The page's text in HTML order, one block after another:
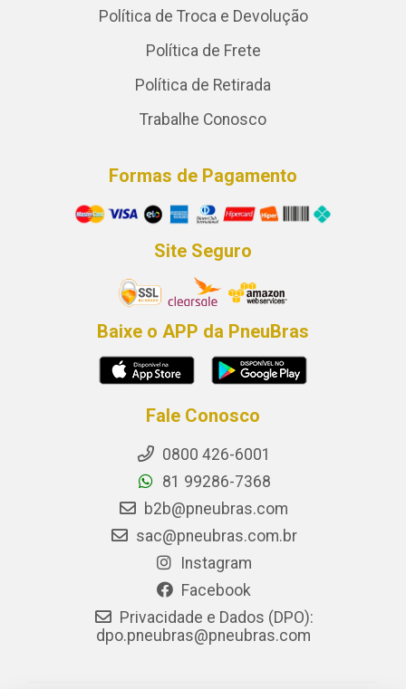
Política de Troca e Devolução
Política de Frete
Política de Retirada
Trabalhe Conosco
Formas de Pagamento
Site Seguro
Baixe o APP da PneuBras
Fale Conosco
0800 426-6001
81 99286-7368
b2b@pneubras.com
sac@pneubras.com.br
Instagram
Facebook
Privacidade e Dados (DPO):
dpo.pneubras@pneubras.com